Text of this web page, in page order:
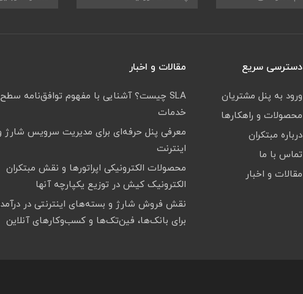
دسترسی سریع
ورود به پنل مشتریان
محصولات و راهکارها
درباره مبتکران
تماس با ما
مقالات و اخبار
مقالات و اخبار
SLA چیست؟ آشنایی با مفهوم توافق‌نامه سطح
خدمات
معرفی پنل حرفه‌ای برای مدیریت سرویس شارژ
اینترنت
محصولات الکترونیکی اپراتورها و نقش مبتکران
الکترونیک کیش در توزیع یکپارچه آنها
نقش فروش شارژ و بسته‌های اینترنتی در
برای بانک‌ها، فین‌تک‌ها و کسب‌وکارهای آنلاین